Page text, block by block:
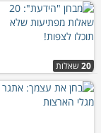
20 שאלות